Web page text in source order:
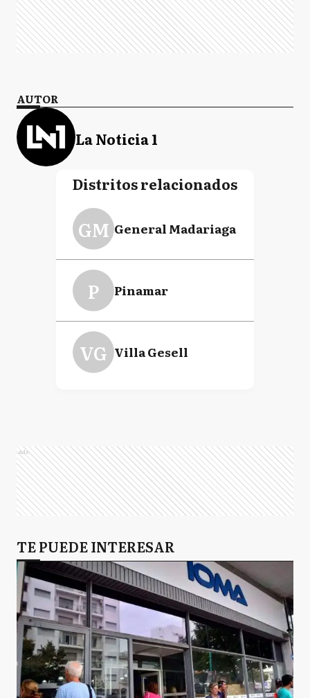
AUTOR
La Noticia 1
Distritos relacionados
GM General Madariaga
P Pinamar
VG Villa Gesell
Ads
TE PUEDE INTERESAR